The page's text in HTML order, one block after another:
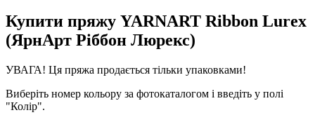
Купити пряжу YARNART Ribbon Lurex
(ЯрнАрт Ріббон Люрекс)
УВАГА! Ця пряжа продається тільки упаковками!
Виберіть номер кольору за фотокаталогом і введіть у полі
"Колір".